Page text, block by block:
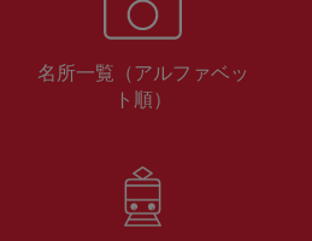
名所一覧（アルファベッ
ト順）